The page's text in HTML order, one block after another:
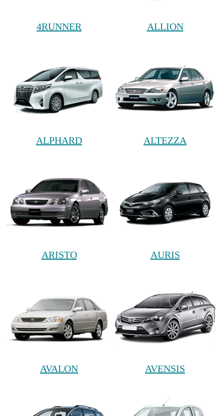
4RUNNER ALLION
ALPHARD ALTEZZA
ARISTO AURIS
AVALON AVENSIS